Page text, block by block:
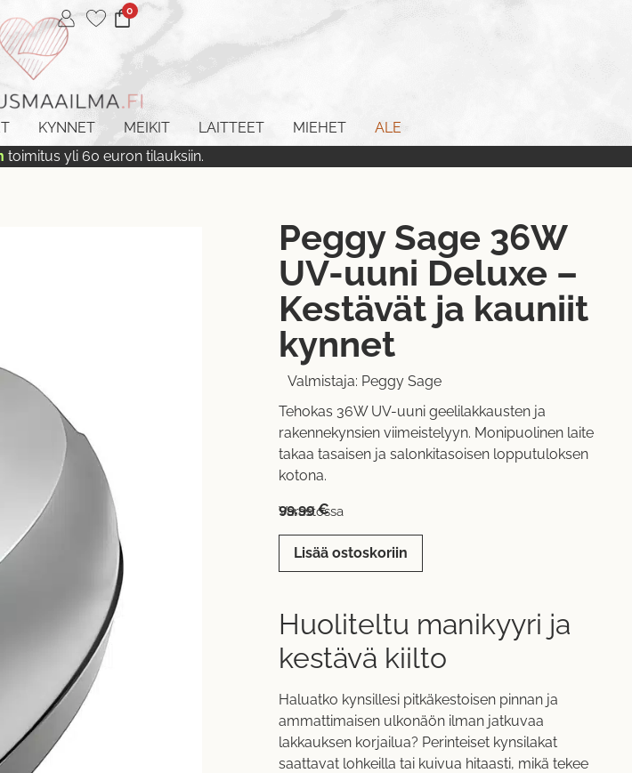
0
KYNNET MEIKIT LAITTEET MIEHET
ALE
toimitus yli 60 euron tilauksiin.
Peggy Sage 36W
UV-uuni Deluxe –
Kestävät ja kauniit
kynnet
Valmistaja: Peggy Sage
Tehokas 36W UV-uuni geelilakkausten ja
rakennekynsien viimeistelyyn. Monipuolinen laite
takaa tasaisen ja salonkitasoisen lopputuloksen
kotona.
99,99€
Varastossa
Lisää ostoskoriin
Huoliteltu manikyyri ja
kestävä kiilto
Haluatko kynsillesi pitkäkestoisen pinnan ja
ammattimaisen ulkonäön ilman jatkuvaa
lakkauksen korjailua? Perinteiset kynsilakat
saattavat lohkeilla tai kuivua hitaasti, mikä tekee